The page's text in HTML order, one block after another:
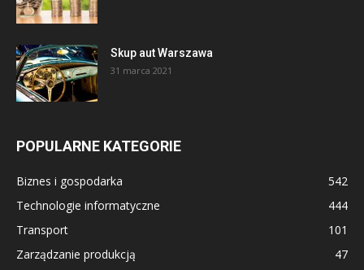
Skup aut Warszawa
31 marca 2021
POPULARNE KATEGORIE
Biznes i gospodarka
542
Technologie informatyczne
444
Transport
101
Zarządzanie produkcją
47